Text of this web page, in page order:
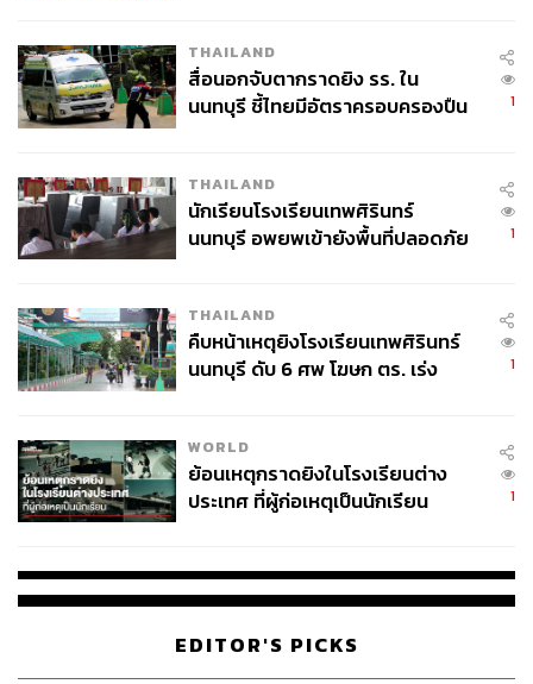
THAILAND
สื่อนอกจับตากราดยิง รร. ใน
นนทบุรี ชี้ไทยมีอัตราครอบครองปืน
1
THAILAND
นักเรียนโรงเรียนเทพศิรินทร์
นนทบุรี อพยพเข้ายังพื้นที่ปลอดภัย
1
THAILAND
คืบหน้าเหตุยิงโรงเรียนเทพศิรินทร์
นนทบุรี ดับ 6 ศพ โฆษก ตร. เร่ง
1
WORLD
ย้อนเหตุกราดยิงในโรงเรียนต่าง
ประเทศ ที่ผู้ก่อเหตุเป็นนักเรียน
1
EDITOR'S PICKS